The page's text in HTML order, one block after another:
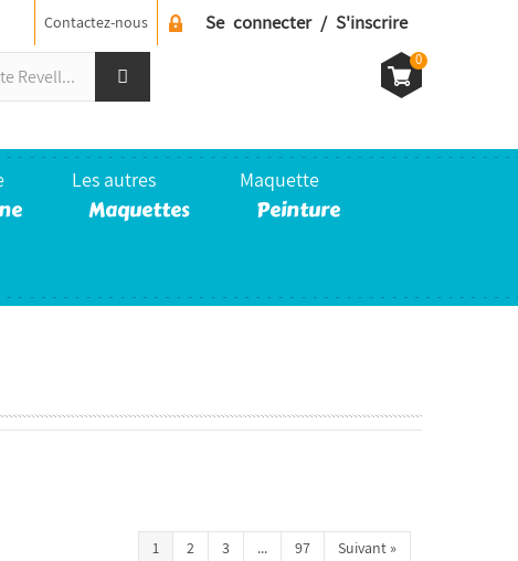
Se connecter / S'inscrire
Contactez-nous
0
Les autres
Maquettes
Maquette
Peinture
1 2 3 ... 97 Suivant »